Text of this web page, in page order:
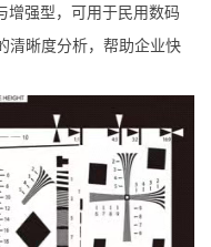
增强型，可用于民用数码
清晰度分析，帮助企业快